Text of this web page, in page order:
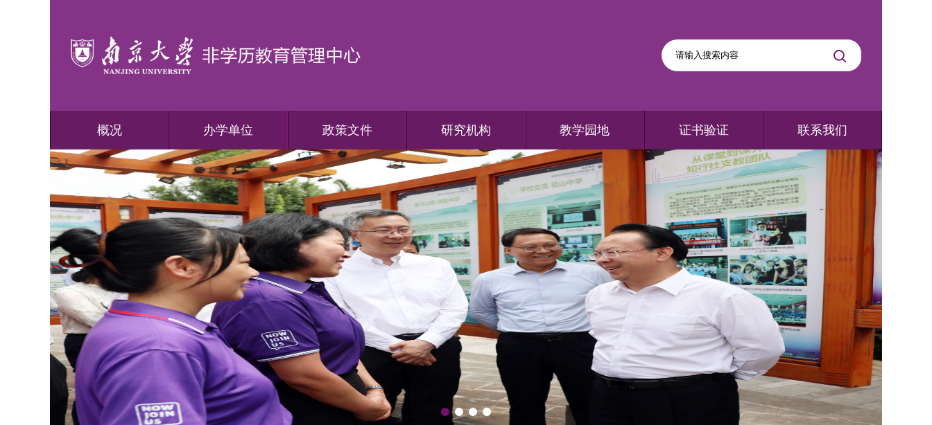
概况 办学单位 政策文件 研究机构 教学园地 证书验证 联系我们